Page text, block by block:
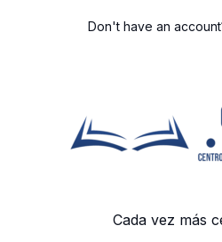
Don't have an
Cada vez más